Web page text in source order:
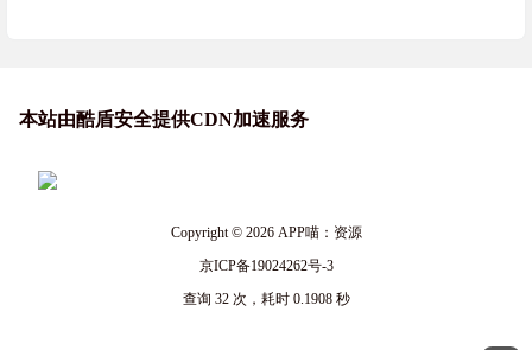
本站由酷盾安全提供CDN加速服务
Copyright © 2026APP喵：资源
京ICP备19024262号-3
查询 32 次，耗时 0.1908 秒